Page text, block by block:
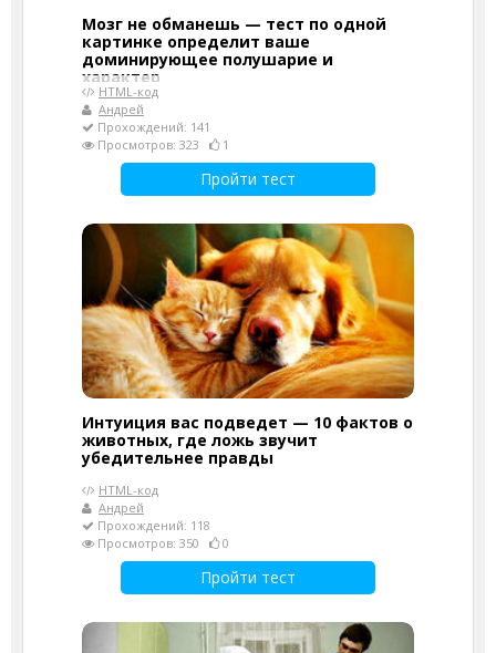
Мозг не обманешь — тест по одной
картинке определит ваше
доминирующее полушарие и
характер
HTML-код
Андрей
Прохождений: 141
Просмотров: 323
1
Пройти тест
Интуиция вас подведет — 10 фактов о
животных, где ложь звучит
убедительнее правды
HTML-код
Андрей
Прохождений: 118
Просмотров: 350
0
Пройти тест